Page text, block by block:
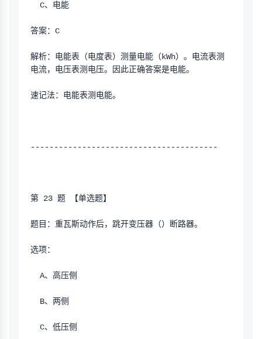
  C、电能
答案：C
解析：电能表（电度表）测量电能（kWh）。电流表测
电流，电压表测电压。因此正确答案是电能。
速记法：电能表测电能。
----------------------------------------
第 23 题 【单选题】
题目：重瓦斯动作后，跳开变压器（）断路器。
选项：
  A、高压侧
  B、两侧
  C、低压侧